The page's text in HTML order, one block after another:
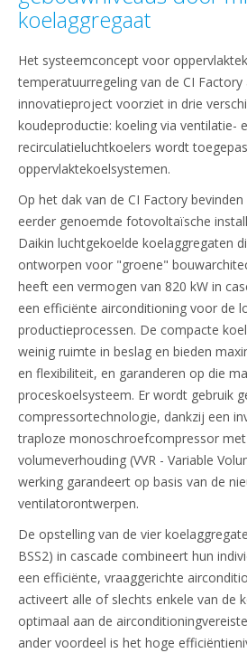
koelaggregaat
Het systeemconcept voor
temperatuurregeling van de CI Factory
innovatieproject voorziet in drie
koudeproductie: koeling via ventilatie-
recirculatieluchtkoelers wordt
oppervlaktekoelsystemen.
Op het dak van de CI Factory
eerder genoemde fotovoltaïsche
Daikin luchtgekoelde koelaggregaten
ontworpen voor "groene"
heeft een vermogen van 820 kW in
een efficiënte airconditioning voor de
productieprocessen. De compacte
weinig ruimte in beslag en bieden
en flexibiliteit, en garanderen op die
proceskoelsysteem. Er wordt gebruik
compressortechnologie, dankzij een
traploze monoschroefcompressor met
volumeverhouding (VVR - Variable
werking garandeert op basis van de
ventilatorontwerpen.
De opstelling van de vier
BSS2) in cascade combineert hun
een efficiënte, vraaggerichte
activeert alle of slechts enkele van de
optimaal aan de
ander voordeel is het hoge